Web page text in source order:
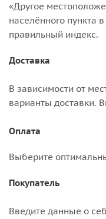
«Другое
населённого пункта
правильный индекс.
Доставка
В зависимости от
варианты доставки.
Оплата
Выберите
Покупатель
Введите данные о